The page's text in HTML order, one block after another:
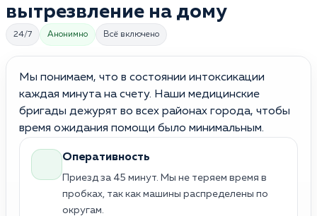
вытрезвление на дому
24/7 Анонимно Всё включено
Мы понимаем, что в состоянии интоксикации
каждая минута на счету. Наши медицинские
бригады дежурят во всех районах города, чтобы
время ожидания помощи было минимальным.
Оперативность
Приезд за 45 минут. Мы не теряем время в
пробках, так как машины распределены по
округам.